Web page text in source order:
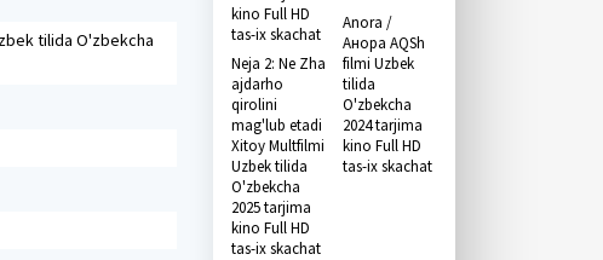
tilida O'zbekcha
Neja 2: Ne Zha
ajdarho
qirolini
mag'lub etadi
Xitoy Multfilmi
Uzbek tilida
O'zbekcha
2025 tarjima
kino Full HD
tas-ix skachat
Anora /
Анора AQSh
filmi Uzbek
tilida
O'zbekcha
2024 tarjima
kino Full HD
tas-ix skachat